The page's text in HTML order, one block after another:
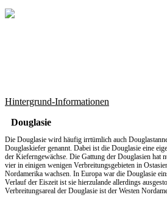
Hintergrund-Informationen
Douglasie
Die Douglasie wird häufig irrtümlich auch
Douglaskiefer genannt. Dabei ist die Douglasie eine
der Kieferngewächse. Die Gattung der Douglasien hat
vier in einigen wenigen Verbreitungsgebieten in
Nordamerika wachsen. In Europa war die Douglasie
Verlauf der Eiszeit ist sie hierzulande allerdings
Verbreitungsareal der Douglasie ist der Westen